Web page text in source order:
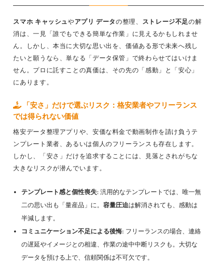
スマホ キャッシュやアプリ データの整理、 ストレージ不足の解
消は、一見「誰でもできる簡単な作業」に見えるかもしれませ
ん。しかし、本当に大切な思い出を、価値ある形で未来へ残し
たいと願うなら、単なる「データ保管」で終わらせてはいけま
せん。プロに託すことの真価は、その先の「感動」と「安心」
にあります。
「安さ」だけで選ぶリスク：格安業者やフリーランス
では得られない価値
格安データ整理アプリや、安価な料金で動画制作を請け負うテ
ンプレート業者、あるいは個人のフリーランスも存在します。
しかし、「安さ」だけを追求することには、見落とされがちな
大きなリスクが潜んでいます。
テンプレート感と個性喪失: 汎用的なテンプレートでは、唯一無
二の思い出も「量産品」に。 容量圧迫は解消されても、感動は
半減します。
コミュニケーション不足による後悔: フリーランスの場合、連絡
の遅延やイメージとの相違、作業の途中中断リスクも。大切な
データを預ける上で、信頼関係は不可欠です。